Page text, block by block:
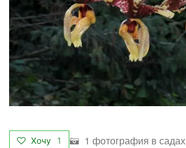
Хочу 1 1 фотография в садах